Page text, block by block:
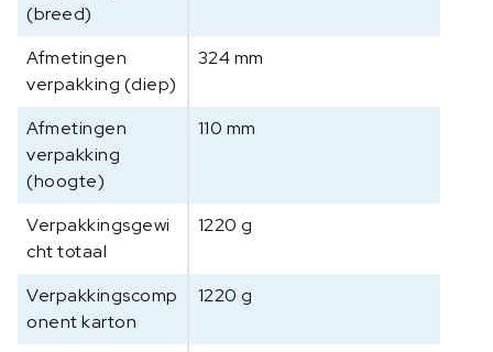
(breed)
Afmetingen
verpakking (diep)
324 mm
Afmetingen
verpakking
(hoogte)
110 mm
Verpakkingsgewi
cht totaal
1220 g
Verpakkingscomp
onent karton
1220 g